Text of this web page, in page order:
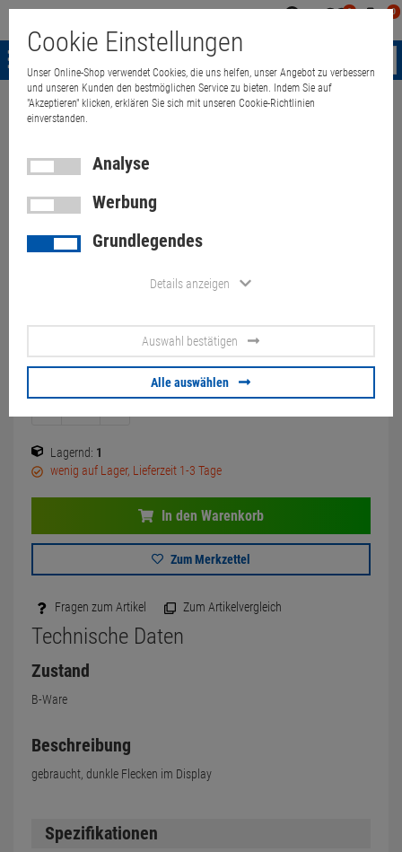
0 0
Menü
Weiter einkaufen
23,8" Fujitsu B24-8 TE Pro 5cm
Fleck in der Mitte
30,00 €
9,00€
Lagernd: 1
wenig auf Lager, Lieferzeit 1-3 Tage
In den Warenkorb
Zum Merkzettel
Fragen zum Artikel Zum Artikelvergleich
Technische Daten
Zustand
B-Ware
Beschreibung
gebraucht, dunkle Flecken im Display
Spezifikationen
Cookie Einstellungen
Unser Online-Shop verwendet Cookies, die uns helfen, unser Angebot zu verbessern
und unseren Kunden den bestmöglichen Service zu bieten. Indem Sie auf
"Akzeptieren" klicken, erklären Sie sich mit unseren Cookie-Richtlinien
einverstanden.
Analyse
Werbung
Grundlegendes
Details anzeigen
Auswahl bestätigen
Alle auswählen